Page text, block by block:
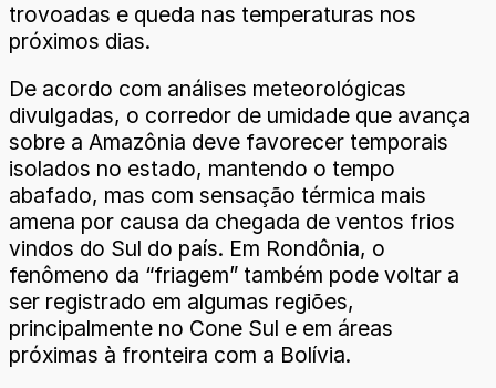
trovoadas e queda nas temperaturas nos
próximos dias.
De acordo com análises meteorológicas
divulgadas, o corredor de umidade que avança
sobre a Amazônia deve favorecer temporais
isolados no estado, mantendo o tempo
abafado, mas com sensação térmica mais
amena por causa da chegada de ventos frios
vindos do Sul do país. Em Rondônia, o
fenômeno da “friagem” também pode voltar a
ser registrado em algumas regiões,
principalmente no Cone Sul e em áreas
próximas à fronteira com a Bolívia.